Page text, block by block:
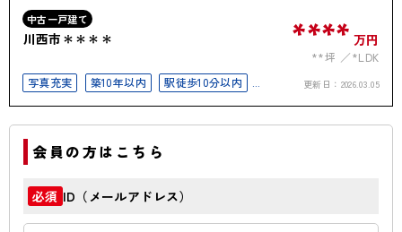
中古一戸建て
川西市＊＊＊＊ **** 万円
**坪
*LDK
写真充実
築10年以内
駅徒歩10分以内
駐車場2台以上
50坪以上
更新日： 2026.03.05
会員の方はこちら
必須 ID（メールアドレス）